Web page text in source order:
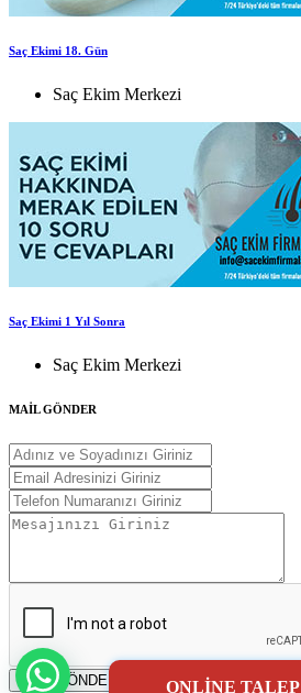
Saç Ekimi 18. Gün
Saç Ekim Merkezi
Saç Ekimi 1 Yıl Sonra
Saç Ekim Merkezi
MAİL GÖNDER
MAİL GÖNDER ONLİNE TALEP